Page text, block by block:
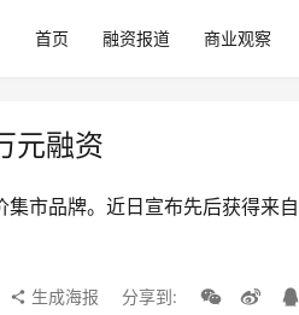
首页 融资报道 商业观察
元融资
集市品牌。近日宣布先后获得来
生成海报 分享到: